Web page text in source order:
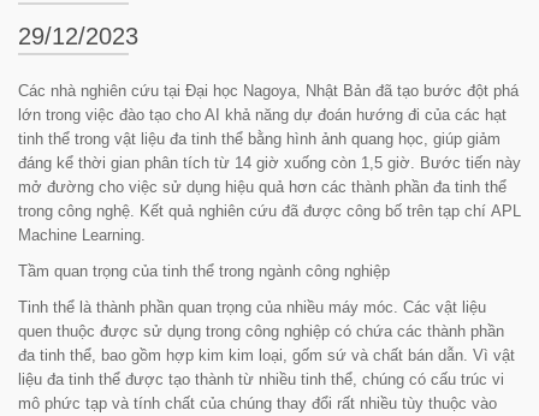
29/12/2023
Các nhà nghiên cứu tại Đại học Nagoya, Nhật Bản đã tạo bước đột phá
lớn trong việc đào tạo cho AI khả năng dự đoán hướng đi của các hạt
tinh thể trong vật liệu đa tinh thể bằng hình ảnh quang học, giúp giảm
đáng kể thời gian phân tích từ 14 giờ xuống còn 1,5 giờ. Bước tiến này
mở đường cho việc sử dụng hiệu quả hơn các thành phần đa tinh thể
trong công nghệ. Kết quả nghiên cứu đã được công bố trên tạp chí APL
Machine Learning
Tầm quan trọng của tinh thể trong ngành công nghiệp
Tinh thể là thành phần quan trọng của nhiều máy móc. Các vật liệu
quen thuộc được sử dụng trong công nghiệp có chứa các thành phần
đa tinh thể, bao gồm hợp kim kim loại, gốm sứ và chất bán dẫn. Vì vật
liệu đa tinh thể được tạo thành từ nhiều tinh thể, chúng có cấu trúc vi
mô phức tạp và tính chất của chúng thay đổi rất nhiều tùy thuộc vào